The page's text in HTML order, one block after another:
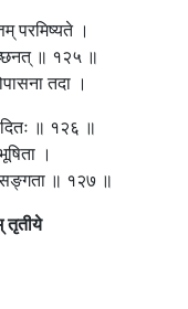
परमिष्यते ।
॥ १२५ ॥
तदा ।
॥ १२६ ॥
।
॥ १२७ ॥
तृतीये